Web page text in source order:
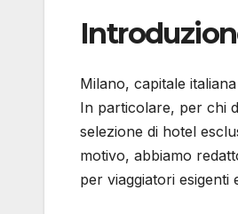
Milano, capitale
In particolare, per chi
selezione di hotel
motivo, abbiamo
per viaggiatori esigenti